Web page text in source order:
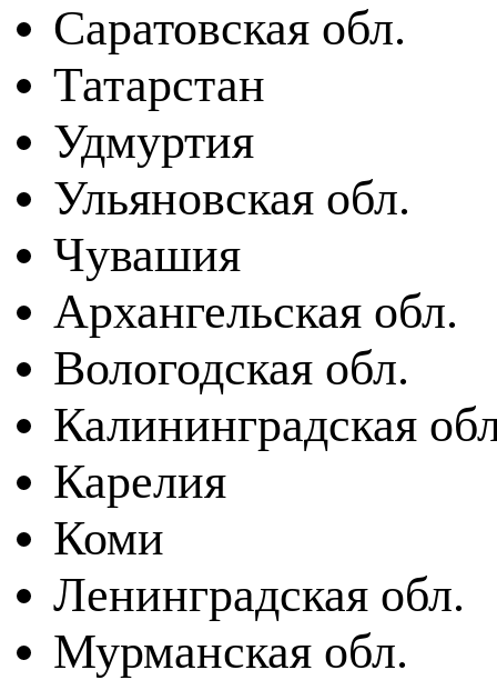
Саратовская обл.
Татарстан
Удмуртия
Ульяновская обл.
Чувашия
Архангельская обл.
Вологодская обл.
Калининградская
Карелия
Коми
Ленинградская обл.
Мурманская обл.